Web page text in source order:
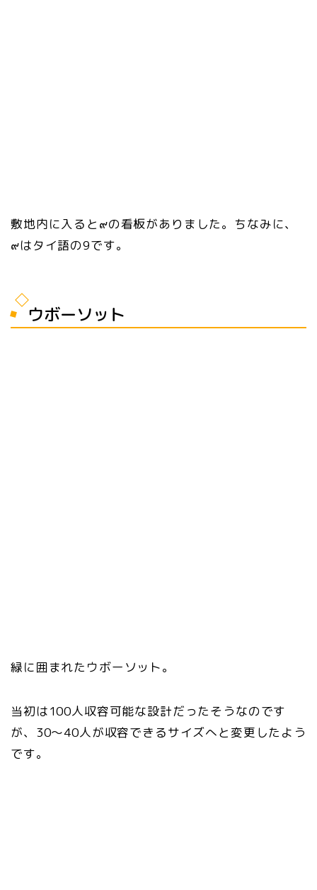
敷地内に入ると๙の看板がありました。ちなみに、
๙はタイ語の9です。
ウボーソット
緑に囲まれたウボーソット。
当初は100人収容可能な設計だったそうなのです
が、30〜40人が収容できるサイズへと変更したよう
です。